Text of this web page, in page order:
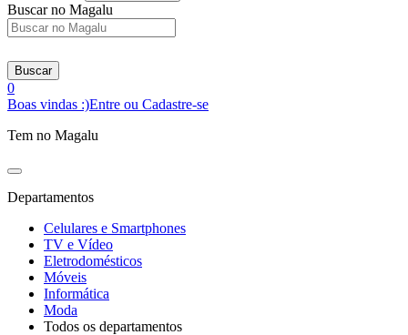
Buscar no Magalu
Buscar
0
Boas vindas :)Entre ou Cadastre-se
Tem no Magalu
Departamentos
Celulares e Smartphones
TV e Vídeo
Eletrodomésticos
Móveis
Informática
Moda
Todos os departamentos